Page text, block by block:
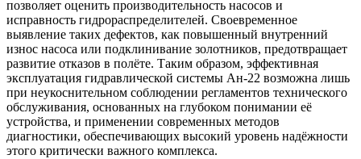
позволяет оценить производительность насосов и
исправность гидрораспределителей. Своевременное
выявление таких дефектов, как повышенный внутренний
износ насоса или подклинивание золотников, предотвращает
развитие отказов в полёте. Таким образом, эффективная
эксплуатация гидравлической системы Ан-22 возможна лишь
при неукоснительном соблюдении регламентов технического
обслуживания, основанных на глубоком понимании её
устройства, и применении современных методов
диагностики, обеспечивающих высокий уровень надёжности
этого критически важного комплекса.